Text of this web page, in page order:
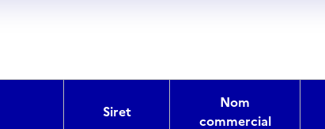
Siret
Nom
commercial